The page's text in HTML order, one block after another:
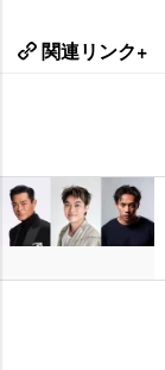
関連リンク+